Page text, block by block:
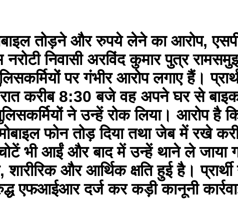
तोड़ने और रुपये लेने का आरोप,
निवासी अरविंद कुमार पुत्र
पर गंभीर आरोप लगाए हैं।
करीब 8:30 बजे वह अपने घर से
ने उन्हें रोक लिया। आरोप है
फोन तोड़ दिया तथा जेब में रखे
भी आईं और बाद में उन्हें थाने ले जाया
और आर्थिक क्षति हुई है।
एफआईआर दर्ज कर कड़ी कानूनी